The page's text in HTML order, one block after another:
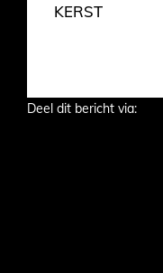
KERST
Deel dit bericht via: